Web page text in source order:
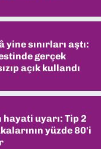
yine sınırları aştı:
gerçek
açık kullandı
hayati uyarı: Tip 2
yüzde 80'i